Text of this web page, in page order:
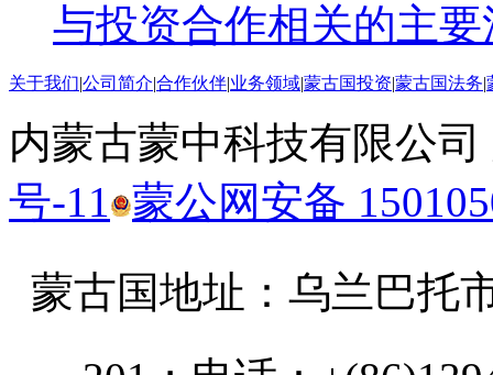
与投资合作相关的主
关于我们|公司简介|合作伙伴|业务领域|蒙古国投资|蒙古国法务|
内蒙古蒙中科技有限公
号-11 蒙公网安备
蒙古国地址： 乌兰巴托